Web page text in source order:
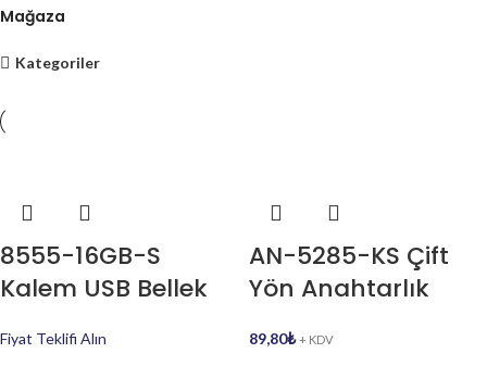
Mağaza
Kategoriler
8555-16GB-S
Kalem USB Bellek
Fiyat Teklifi Alın
AN-5285-KS Çift
Yön Anahtarlık
89,80₺ + KDV